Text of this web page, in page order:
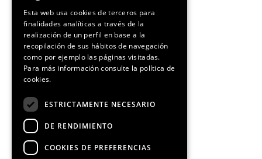
Esta web usa cookies de terceros para
finalidades analíticas a través de la
realización de un perfil en base a la
recopilación de sus hábitos de navegación
como por ejemplo las páginas visitadas.
Para más información consulte la política de
cookies.
ESTRICTAMENTE NECESARIO
DE RENDIMIENTO
COOKIES DE PREFERENCIAS